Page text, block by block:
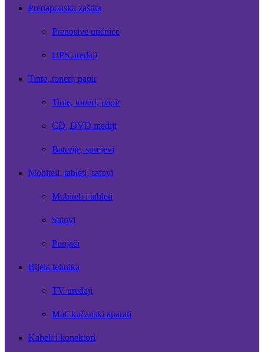
Prenaponska zaštita
Prenosive utičnice
UPS uređaji
Tinte, toneri, papir
Tinte, toneri, papir
CD, DVD mediji
Baterije, sprejevi
Mobiteli, tableti, satovi
Mobiteli i tableti
Satovi
Punjači
Bijela tehnika
TV uređaji
Mali kućanski aparati
Kabeli i konektori